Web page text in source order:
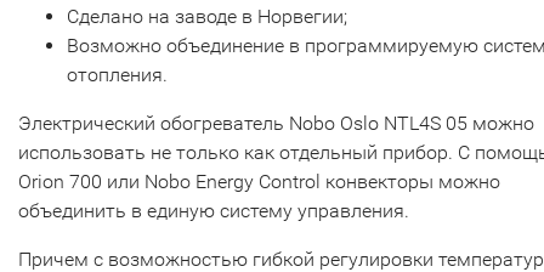
Сделано на заводе в Норвегии;
Возможно объединение в программируемую
отопления.
Электрический обогреватель Nobo Oslo NTL4S 05 можно
использовать не только как отдельный прибор. С
Orion 700 или Nobo Energy Control конвекторы можно
объединить в единую систему управления.
Причем с возможностью гибкой регулировки